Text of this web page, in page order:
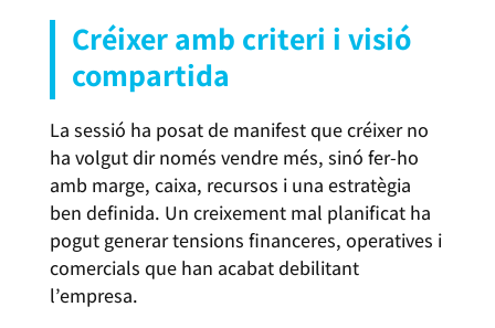
Créixer amb criteri i visió
compartida
La sessió ha posat de manifest que créixer no
ha volgut dir només vendre més, sinó fer-ho
amb marge, caixa, recursos i una estratègia
ben definida. Un creixement mal planificat ha
pogut generar tensions financeres, operatives i
comercials que han acabat debilitant
l’empresa.